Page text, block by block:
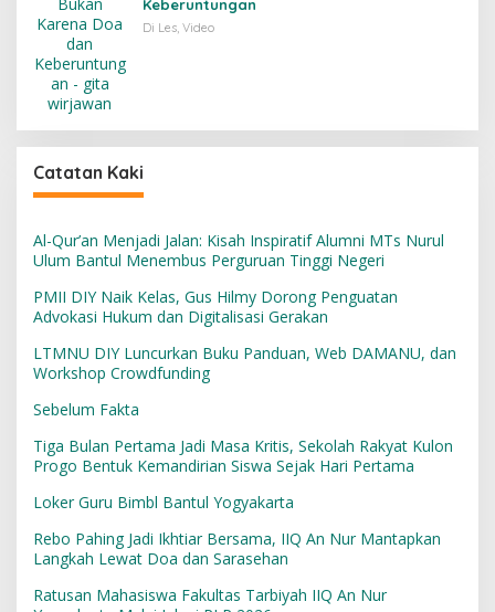
Keberuntungan
Di Les, Video
Catatan Kaki
Al-Qur’an Menjadi Jalan: Kisah Inspiratif Alumni MTs Nurul
Ulum Bantul Menembus Perguruan Tinggi Negeri
PMII DIY Naik Kelas, Gus Hilmy Dorong Penguatan
Advokasi Hukum dan Digitalisasi Gerakan
LTMNU DIY Luncurkan Buku Panduan, Web DAMANU, dan
Workshop Crowdfunding
Sebelum Fakta
Tiga Bulan Pertama Jadi Masa Kritis, Sekolah Rakyat Kulon
Progo Bentuk Kemandirian Siswa Sejak Hari Pertama
Loker Guru Bimbl Bantul Yogyakarta
Rebo Pahing Jadi Ikhtiar Bersama, IIQ An Nur Mantapkan
Langkah Lewat Doa dan Sarasehan
Ratusan Mahasiswa Fakultas Tarbiyah IIQ An Nur